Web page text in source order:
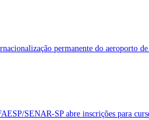
permanente do aeroporto
SENAR-SP abre inscrições para